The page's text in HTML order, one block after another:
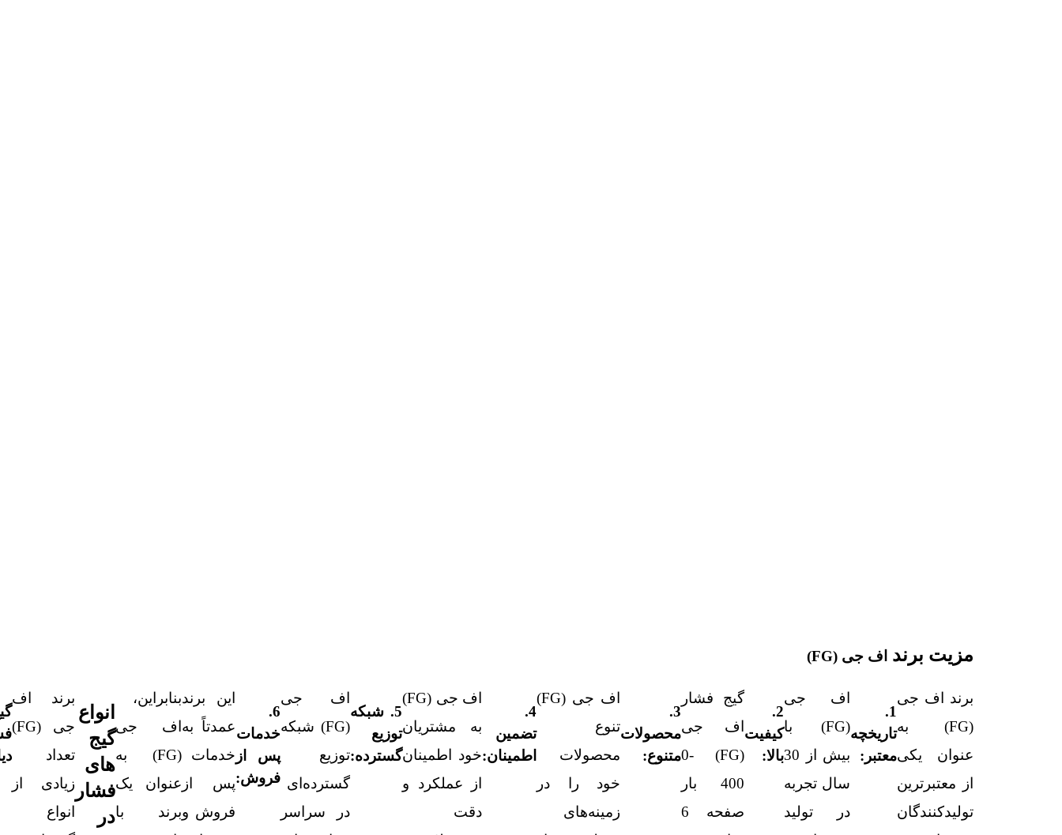
مزیت برند اف جی (FG)
برند اف جی
(FG) به
عنوان یکی
از معتبرترین
تولیدکنندگان
1.
تاریخچه
معتبر:
اف جی
(FG) با
بیش از 30
سال تجربه
در تولید
2.
کیفیت
بالا:
گیج فشار
اف جی
(FG) 0-
400 بار
صفحه 6
3.
محصولات
متنوع:
اف جی (FG)
تنوع
محصولات
خود را در
زمینه‌های
4.
تضمین
اطمینان:
اف جی (FG)
به مشتریان
خود اطمینان
از عملکرد و
دقت
5. شبکه
توزیع
گسترده:
اف جی
(FG) شبکه
توزیع
گسترده‌ای
در سراسر
6.
خدمات
پس از
فروش:
این برند
عمدتاً به
خدمات
پس از
فروش و
بنابراین،
اف جی
(FG) به
عنوان یک
برند با
انواع
گیج
های
فشار
در
برند اف
جی (FG)
تعداد
زیادی از
انواع